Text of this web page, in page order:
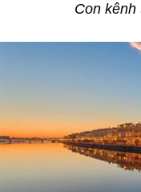
Con kênh